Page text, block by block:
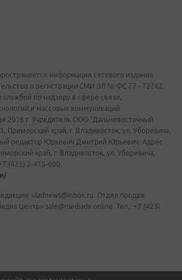
информация сетевого издания
о регистрации СМИ ЭЛ № ФС 77 - 72742,
по надзору в сфере связи,
и массовых коммуникаций
2018 г. Учредитель ООО "Дальневосточный
Приморский край, г. Владивосток, ул. Уборевича,
редактор Юркевич Дмитрий Юрьевич. Адрес
край, г. Владивосток, ул. Уборевича,
(423) 2-415-600.
vladnews@inbox.ru. Отдел продаж
Центр» sale@mediadv.online. Тел.: +7 (423)